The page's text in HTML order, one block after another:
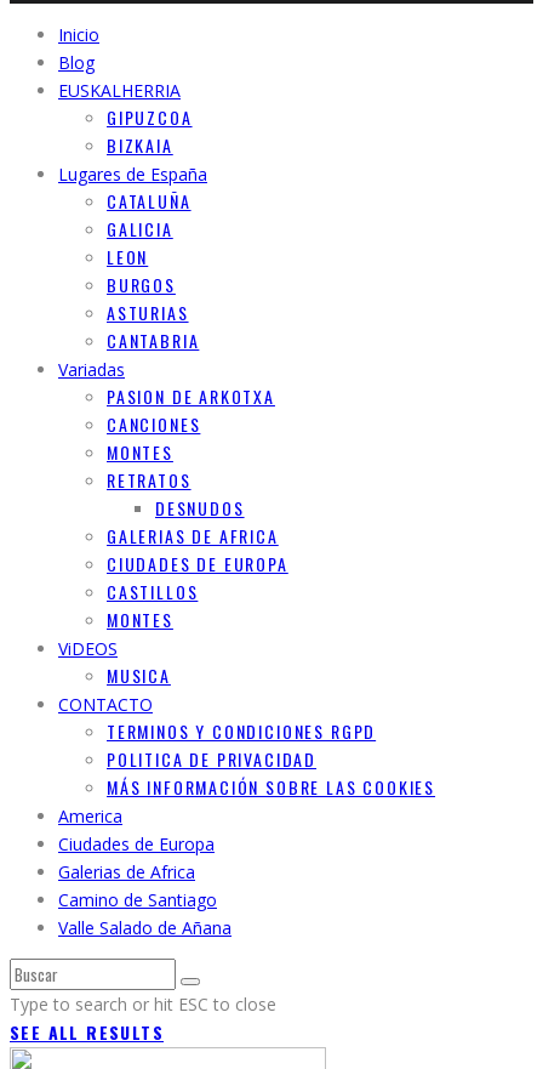
Inicio
Blog
EUSKALHERRIA
GIPUZCOA
BIZKAIA
Lugares de España
CATALUÑA
GALICIA
LEON
BURGOS
ASTURIAS
CANTABRIA
Variadas
PASION DE ARKOTXA
CANCIONES
MONTES
RETRATOS
DESNUDOS
GALERIAS DE AFRICA
CIUDADES DE EUROPA
CASTILLOS
MONTES
ViDEOS
MUSICA
CONTACTO
TERMINOS Y CONDICIONES RGPD
POLITICA DE PRIVACIDAD
MÁS INFORMACIÓN SOBRE LAS COOKIES
America
Ciudades de Europa
Galerias de Africa
Camino de Santiago
Valle Salado de Añana
Type to search or hit ESC to close
SEE ALL RESULTS